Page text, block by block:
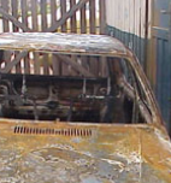
Só Notícias